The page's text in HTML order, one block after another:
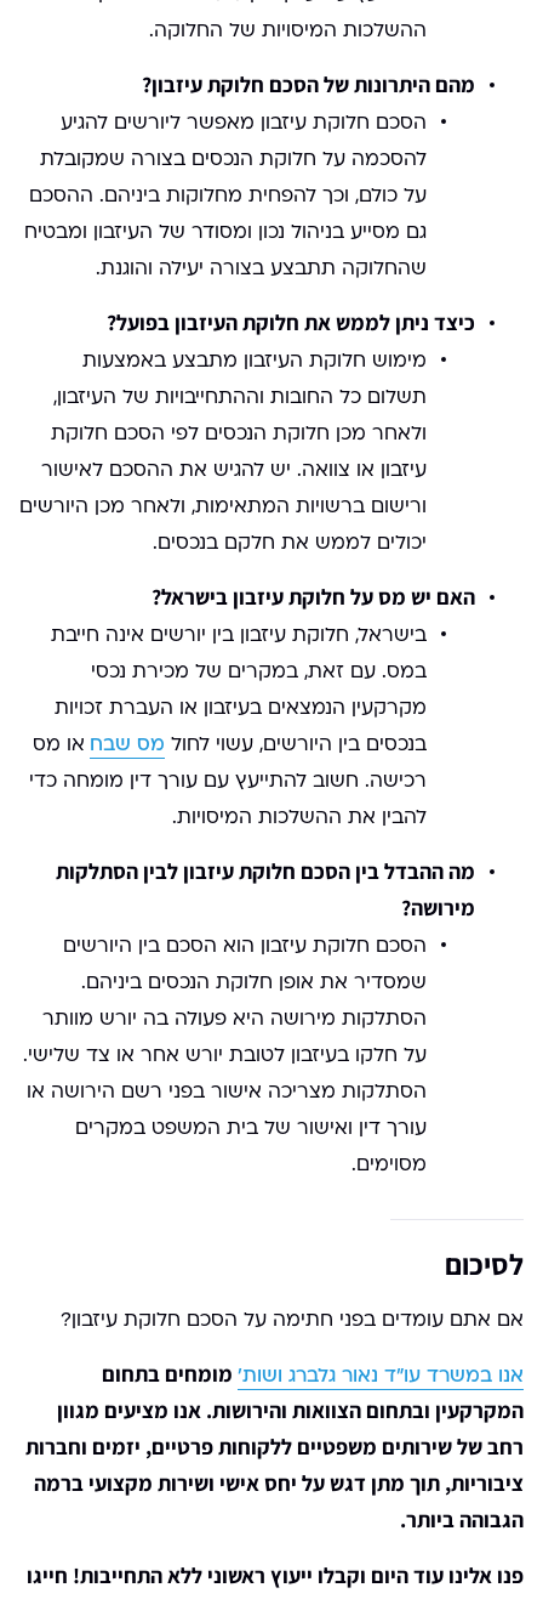
ההשלכות המיסויות של החלוקה.
מהם היתרונות של הסכם חלוקת עיזבון?
הסכם חלוקת עיזבון מאפשר ליורשים להגיע
להסכמה על חלוקת הנכסים בצורה שמקובלת
על כולם, וכך להפחית מחלוקות ביניהם. ההסכם
גם מסייע בניהול נכון ומסודר של העיזבון ומבטיח
שהחלוקה תתבצע בצורה יעילה והוגנת.
כיצד ניתן לממש את חלוקת העיזבון בפועל?
מימוש חלוקת העיזבון מתבצע באמצעות
תשלום כל החובות וההתחייבויות של העיזבון,
ולאחר מכן חלוקת הנכסים לפי הסכם חלוקת
עיזבון או צוואה. יש להגיש את ההסכם לאישור
ורישום ברשויות המתאימות, ולאחר מכן היורשים
יכולים לממש את חלקם בנכסים.
האם יש מס על חלוקת עיזבון בישראל?
בישראל, חלוקת עיזבון בין יורשים אינה חייבת
במס. עם זאת, במקרים של מכירת נכסי
מקרקעין הנמצאים בעיזבון או העברת זכויות
בנכסים בין היורשים, עשוי לחול מס שבח או מס
רכישה. חשוב להתייעץ עם עורך דין מומחה כדי
להבין את ההשלכות המיסויות.
מה ההבדל בין הסכם חלוקת עיזבון לבין הסתלקות
מירושה?
הסכם חלוקת עיזבון הוא הסכם בין היורשים
שמסדיר את אופן חלוקת הנכסים ביניהם.
הסתלקות מירושה היא פעולה בה יורש מוותר
על חלקו בעיזבון לטובת יורש אחר או צד שלישי.
הסתלקות מצריכה אישור בפני רשם הירושה או
עורך דין ואישור של בית המשפט במקרים
מסוימים.
לסיכום
אם אתם עומדים בפני חתימה על הסכם חלוקת עיזבון?
אנו במשרד עו"ד נאור גלברג ושות' מומחים בתחום
המקרקעין ובתחום הצוואות והירושות. אנו מציעים מגוון
רחב של שירותים משפטיים ללקוחות פרטיים, יזמים וחברות
ציבוריות, תוך מתן דגש על יחס אישי ושירות מקצועי ברמה
הגבוהה ביותר.
פנו אלינו עוד היום וקבלו ייעוץ ראשוני ללא התחייבות! חייגו